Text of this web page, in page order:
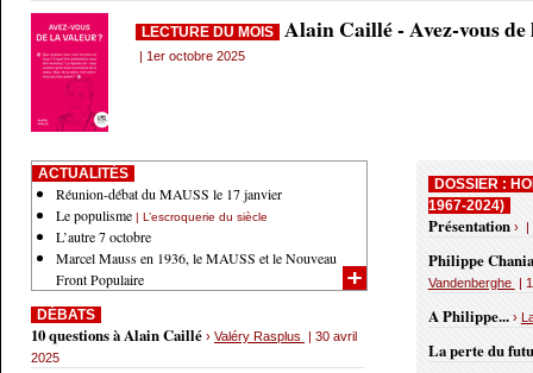
LECTURE DU MOIS Alain Caillé - Avez-vous
| 1er octobre 2025
DOSSIER :
1967-2024)
Présentation › |
Philippe
Vandenberghe |
A Philippe... ›
La perte du
ACTUALITÉS
Réunion-débat du MAUSS le 17 janvier
Le populisme | L’escroquerie du siècle
L’autre 7 octobre
Marcel Mauss en 1936, le MAUSS et le Nouveau
Front Populaire
DÉBATS
10 questions à Alain Caillé › Valéry Rasplus
| 30 avril
2025